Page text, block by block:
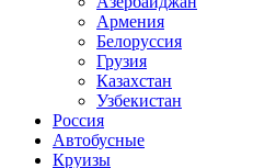
Армения
Белоруссия
Грузия
Казахстан
Узбекистан
Россия
Автобусные
Круизы